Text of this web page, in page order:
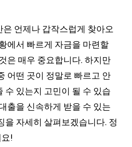
은 언제나 갑작스럽게 찾아오
에서 빠르게 자금을 마련할
은 매우 중요합니다. 하지만
어떤 곳이 정말로 빠르고 안
수 있는지 고민이 될 수 있습
출을 신속하게 받을 수 있는
을 자세히 살펴보겠습니다. 정
!